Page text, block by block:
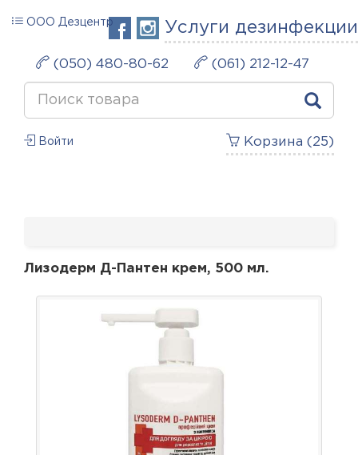
Услуги дезинфекции
ООО Дезцентр
(050) 480-80-62 (061) 212-12-47
Корзина ( 25 )
Войти
Лизодерм Д-Пантен крем, 500 мл.